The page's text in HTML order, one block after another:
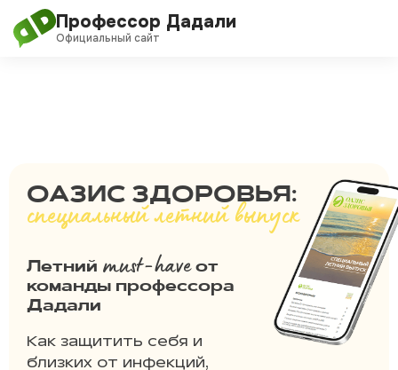
Профессор Дадали
Официальный сайт
Дадали Чат
Клуб
Блог
Перейти
ОАЗИС ЗДОРОВЬЯ:
специальный летний выпуск
Летний must-haveот
команды профессора
Дадали
Как защитить себя и
близких от инфекций,